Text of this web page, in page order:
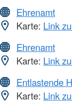
Ehrenamt
Karte: Link
Ehrenamt
Karte: Link
Entlastende
Karte: Link